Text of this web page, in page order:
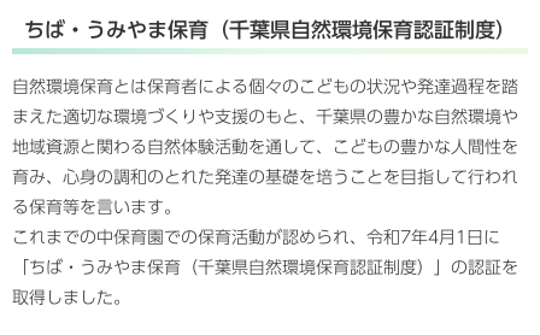
ちば・うみやま保育（千葉県自然環境保育認証制度）
自然環境保育とは保育者による個々のこどもの状況や発達過程を踏
まえた適切な環境づくりや支援のもと、千葉県の豊かな自然環境や
地域資源と関わる自然体験活動を通して、こどもの豊かな人間性を
育み、心身の調和のとれた発達の基礎を培うことを目指して行われ
る保育等を言います。
これまでの中保育園での保育活動が認められ、令和7年4月1日に
「ちば・うみやま保育（千葉県自然環境保育認証制度）」の認証を
取得しました。